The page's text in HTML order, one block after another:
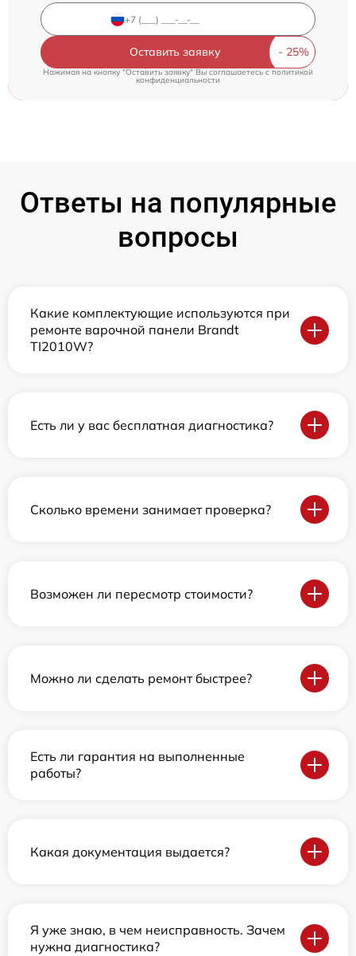
Оставить заявку
Нажимая на кнопку "Оставить заявку" Вы соглашаетесь c политикой
конфиденциальности
Ответы на популярные
вопросы
Какие комплектующие используются при
ремонте варочной панели Brandt
TI2010W?
Есть ли у вас бесплатная диагностика?
Сколько времени занимает проверка?
Возможен ли пересмотр стоимости?
Можно ли сделать ремонт быстрее?
Есть ли гарантия на выполненные
работы?
Какая документация выдается?
Я уже знаю, в чем неисправность. Зачем
нужна диагностика?